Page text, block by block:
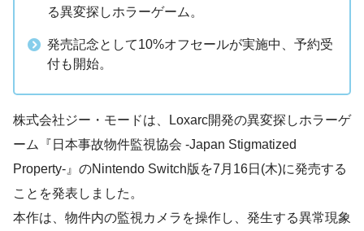
る異変探しホラーゲーム。
発売記念として10%オフセールが実施中、予約受
付も開始。
株式会社ジー・モードは、Loxarc開発の異変探しホラーゲ
ーム『日本事故物件監視協会 -Japan Stigmatized
Property-』のNintendo Switch版を7月16日(木)に発売する
ことを発表しました。
本作は、物件内の監視カメラを操作し、発生する異常現象